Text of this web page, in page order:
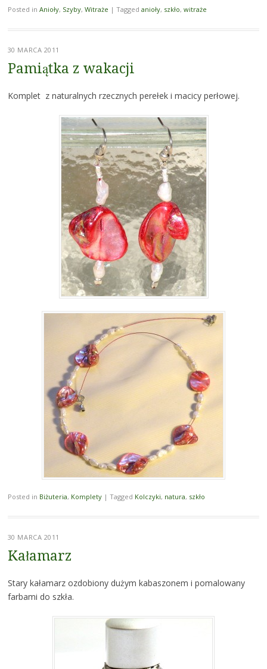
Posted in Anioły, Szyby, Witraże | Tagged anioły, szkło, witraże
30 MARCA 2011
Pamiątka z wakacji
Komplet z naturalnych rzecznych perełek i macicy perłowej.
Posted in Biżuteria, Komplety | Tagged Kolczyki, natura, szkło
30 MARCA 2011
Kałamarz
Stary kałamarz ozdobiony dużym kabaszonem i pomalowany
farbami do szkła.